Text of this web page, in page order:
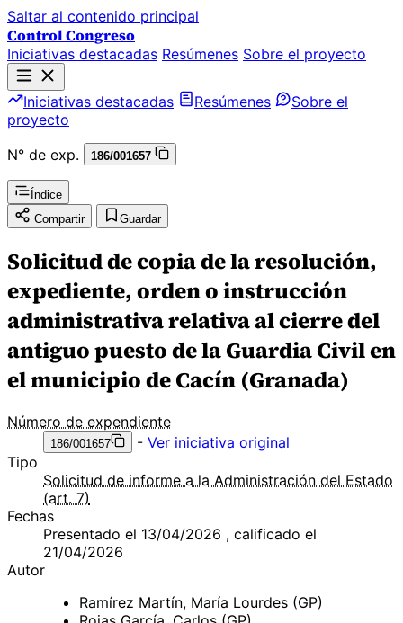
Saltar al contenido principal
Control Congreso
Iniciativas destacadas Resúmenes Sobre el proyecto
Iniciativas destacadas Resúmenes
Sobre el
proyecto
N° de exp.
186/001657
Índice
Compartir
Guardar
Solicitud de copia de la resolución,
expediente, orden o instrucción
administrativa relativa al cierre del
antiguo puesto de la Guardia Civil en
el municipio de Cacín (Granada)
Número de expendiente
186/001657 - Ver iniciativa original
Tipo
Solicitud de informe a la Administración del Estado
(art. 7)
Fechas
Presentado el 13/04/2026 , calificado el
21/04/2026
Autor
Ramírez Martín, María Lourdes (GP)